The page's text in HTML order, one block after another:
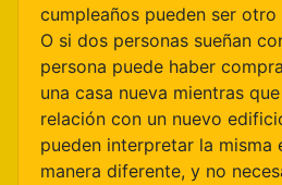
cumpleaños pueden ser
O si dos personas sueñan
persona puede haber
una casa nueva mientras
relación con un nuevo
pueden interpretar la misma
manera diferente, y no